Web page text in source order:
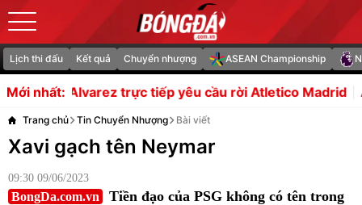
Lịch thi đấu Kết quả Chuyển nhượng ASEAN Championship
Mới nhất:
trực tiếp yêu cầu rời Atletico Madrid Arsenal nâng tầm
Trang chủ Tin Chuyển Nhượng Bài viết
Xavi gạch tên Neymar
09:30 09/06/2023
BongDa.com.vn
Tiền đạo của PSG không có tên trong